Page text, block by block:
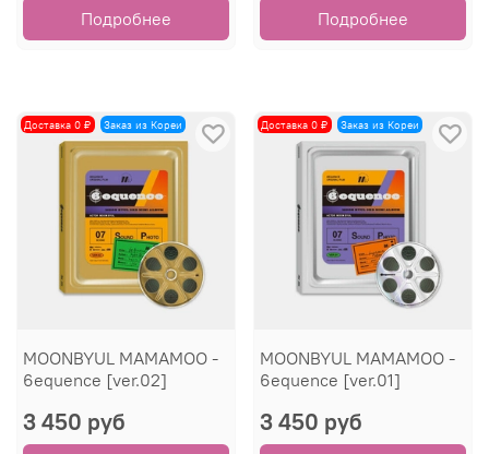
Подробнее Подробнее
Доставка 0 ₽ Заказ из Кореи
MOONBYUL MAMAMOO -
6equence [ver.02]
3 450 руб
Доставка 0 ₽ Заказ из Кореи
MOONBYUL MAMAMOO -
6equence [ver.01]
3 450 руб